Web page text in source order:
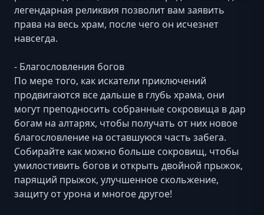
легендарная реликвия позволит вам заявить
права на весь храм, после чего он исчезнет
навсегда.
- Благословления богов
По мере того, как искатели приключений
продвигаются все дальше в глубь храма, они
могут преподносить собранные сокровища в дар
богам на алтарях, чтобы получать от них новое
благословление на оставшуюся часть забега.
Собирайте как можно больше сокровищ, чтобы
умилостивить богов и открыть двойной прыжок,
парящий прыжок, улучшенное скольжение,
защиту от урона и многое другое!